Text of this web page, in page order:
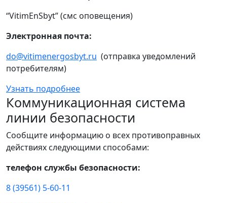
“VitimEnSbyt” (смс оповещения)
Электронная почта:
do@vitimenergosbyt.ru (отправка уведомлений
потребителям)
Узнать подробнее
Коммуникационная система
линии безопасности
Сообщите информацию о всех противоправных
действиях следующими способами:
телефон службы безопасности:
8 (39561) 5-60-11